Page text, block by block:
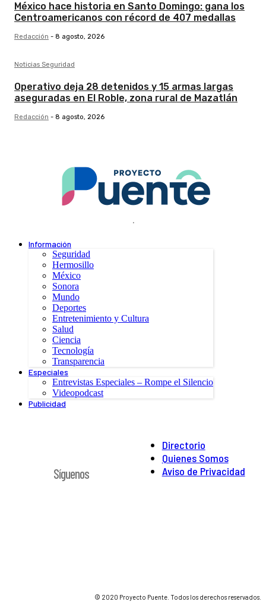
México hace historia en Santo Domingo: gana los
Centroamericanos con récord de 407 medallas
Redacción - 8 agosto, 2026
Noticias Seguridad
Operativo deja 28 detenidos y 15 armas largas
aseguradas en El Roble, zona rural de Mazatlán
Redacción - 8 agosto, 2026
.
Información
Seguridad
Hermosillo
México
Sonora
Mundo
Deportes
Entretenimiento y Cultura
Salud
Ciencia
Tecnología
Transparencia
Especiales
Entrevistas Especiales – Rompe el Silencio
Videopodcast
Publicidad
Directorio
Quienes Somos
Aviso de Privacidad
Síguenos
© 2020 Proyecto Puente. Todos los derechos reservados.